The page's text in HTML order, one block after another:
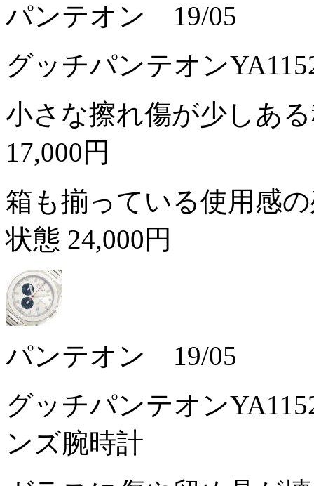
パンテオン 19/05
グッチパンテオン
小さな擦れ傷が少しあ
17,000円
箱も揃っている使用感
状態 24,000円
パンテオン 19/05
グッチパンテオン
ンズ腕時計